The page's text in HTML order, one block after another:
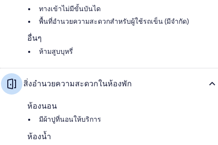
ทางเข้าไม่มีขั้นบันได
พื้นที่อำนวยความสะดวกสำหรับผู้ใช้รถเข็น (มีจำกัด)
อื่นๆ
ห้ามสูบบุหรี่
สิ่งอำนวยความสะดวกในห้องพัก
ห้องนอน
มีผ้าปูที่นอนให้บริการ
ห้องน้ำ